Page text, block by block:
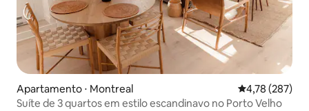
Apartamento ⋅ Montreal 4,78 de uma
4,78 (287)
Suíte de 3 quartos em estilo escandinavo no Porto Velho